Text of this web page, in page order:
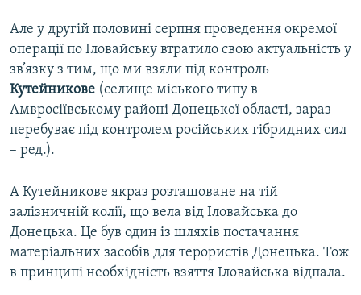
Але у другій половині серпня проведення окремої
операції по Іловайську втратило свою актуальність у
зв’язку з тим, що ми взяли під контроль
Кутейникове (селище міського типу в
Амвросіївському районі Донецької області, зараз
перебуває під контролем російських гібридних сил
– ред.).
А Кутейникове якраз розташоване на тій
залізничній колії, що вела від Іловайська до
Донецька. Це був один із шляхів постачання
матеріальних засобів для терористів Донецька. Тож
в принципі необхідність взяття Іловайська відпала.